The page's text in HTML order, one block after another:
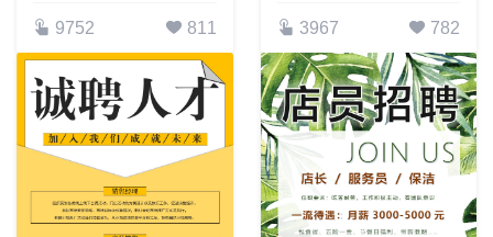
9752 811 3967 782